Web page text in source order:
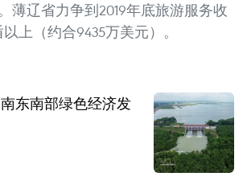
薄辽省力争到2019年底旅游服务收
上（约合9435万美元）。
东南部绿色经济发